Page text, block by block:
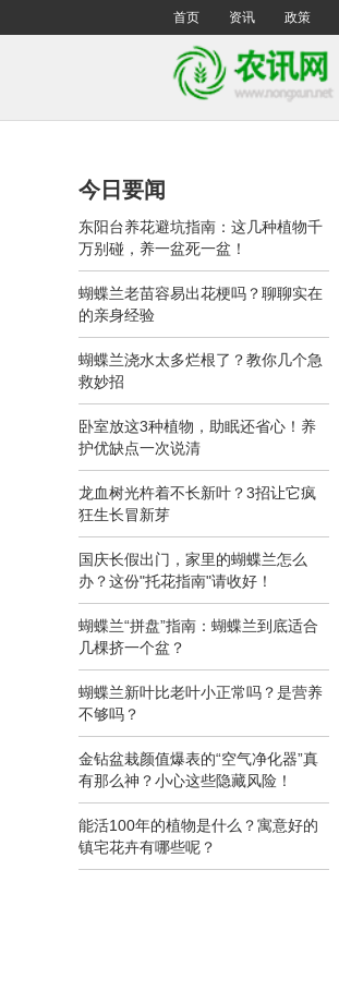
首页 资讯 政策
今日要闻
东阳台养花避坑指南：这几种植物千
万别碰，养一盆死一盆！
蝴蝶兰老苗容易出花梗吗？聊聊实在
的亲身经验
蝴蝶兰浇水太多烂根了？教你几个急
救妙招
卧室放这3种植物，助眠还省心！养
护优缺点一次说清
龙血树光杵着不长新叶？3招让它疯
狂生长冒新芽
国庆长假出门，家里的蝴蝶兰怎么
办？这份"托花指南"请收好！
蝴蝶兰“拼盘”指南：蝴蝶兰到底适合
几棵挤一个盆？
蝴蝶兰新叶比老叶小正常吗？是营养
不够吗？
金钻盆栽颜值爆表的“空气净化器”真
有那么神？小心这些隐藏风险！
能活100年的植物是什么？寓意好的
镇宅花卉有哪些呢？